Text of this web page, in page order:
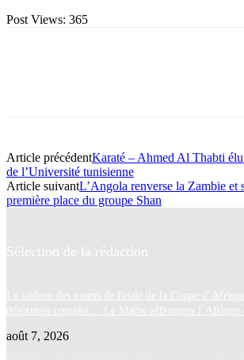
Post Views: 365
Article précédentKaraté – Ahmed Al Thabti
de l’Université tunisienne
Article suivantL’Angola renverse la Zambie et
première place du groupe Shan
Sélection de la rédaction
Le tableau des quarts de finale de la Coupe
désormais complet… Le Maroc affrontera l’Afrique
août 7, 2026